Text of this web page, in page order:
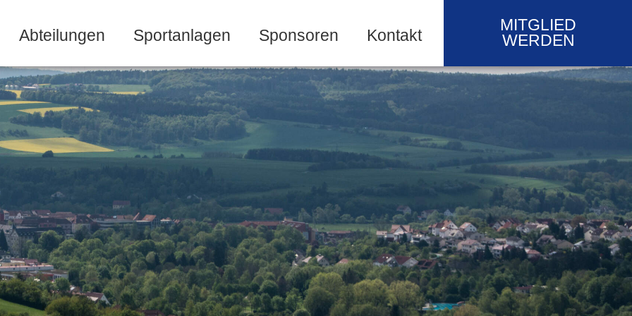
Abteilungen Sportanlagen Sponsoren Kontakt
MITGLIED
WERDEN